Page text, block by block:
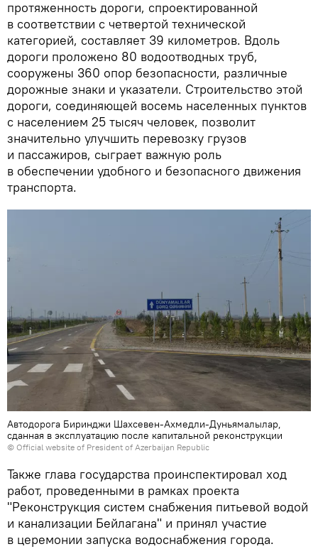
протяженность дороги, спроектированной
в соответствии с четвертой технической
категорией, составляет 39 километров. Вдоль
дороги проложено 80 водоотводных труб,
сооружены 360 опор безопасности, различные
дорожные знаки и указатели. Строительство этой
дороги, соединяющей восемь населенных пунктов
с населением 25 тысяч человек, позволит
значительно улучшить перевозку грузов
и пассажиров, сыграет важную роль
в обеспечении удобного и безопасного движения
транспорта.
Автодорога Биринджи Шахсевен-Ахмедли-Дуньямалылар,
сданная в эксплуатацию после капитальной реконструкции
© Official website of President of Azerbaijan Republic
Также глава государства проинспектировал ход
работ, проведенными в рамках проекта
"Реконструкция систем снабжения питьевой водой
и канализации Бейлагана" и принял участие
в церемонии запуска водоснабжения города.